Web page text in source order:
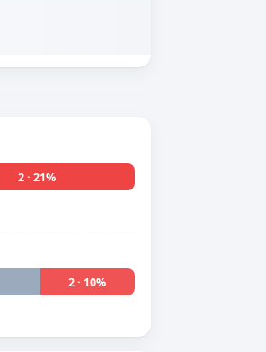
2 · 21%
2 · 10%